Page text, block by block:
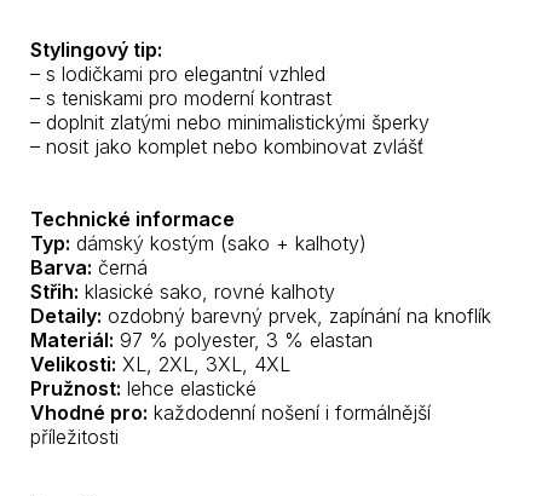
Stylingový tip:
– s lodičkami pro elegantní vzhled
– s teniskami pro moderní kontrast
– doplnit zlatými nebo minimalistickými šperky
– nosit jako komplet nebo kombinovat zvlášť
Technické informace
Typ: dámský kostým (sako + kalhoty)
Barva: černá
Střih: klasické sako, rovné kalhoty
Detaily: ozdobný barevný prvek, zapínání na knoflík
Materiál: 97 % polyester, 3 % elastan
Velikosti: XL, 2XL, 3XL, 4XL
Pružnost: lehce elastické
Vhodné pro: každodenní nošení i formálnější
příležitosti